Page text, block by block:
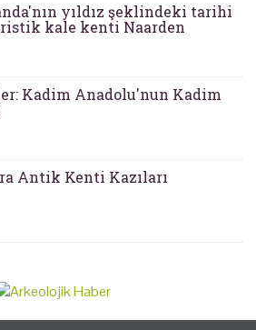
yıldız şeklindeki tarihi
kale kenti Naarden
Kadim Anadolu'nun Kadim
Antik Kenti Kazıları